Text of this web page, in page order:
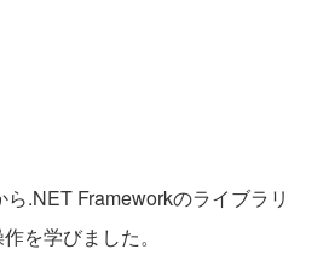
.NET Frameworkのライブラリ
を学びました。